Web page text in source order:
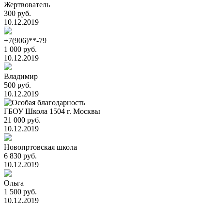
Жертвователь
300 руб.
10.12.2019
+7(906)**-79
1 000 руб.
10.12.2019
Владимир
500 руб.
10.12.2019
ГБОУ Школа 1504 г. Москвы
21 000 руб.
10.12.2019
Новопртовская школа
6 830 руб.
10.12.2019
Ольга
1 500 руб.
10.12.2019